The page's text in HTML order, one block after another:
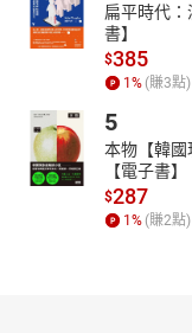
扁平時代
書】
$385
1% (賺3點)
5
本物【韓國
【電子書】
$287
1% (賺2點)